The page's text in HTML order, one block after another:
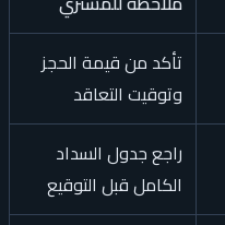
تأكد من قيمة الحجز
وتوقيت التعاقد
راجع جدول السداد
الكامل قبل التوقيع